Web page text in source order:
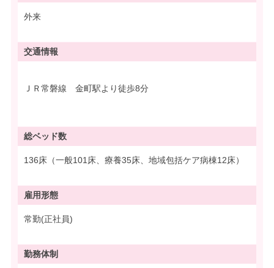
外来
交通情報
ＪＲ常磐線 金町駅より徒歩8分
総ベッド数
136床（一般101床、療養35床、地域包括ケア病棟12床）
雇用形態
常勤(正社員)
勤務体制